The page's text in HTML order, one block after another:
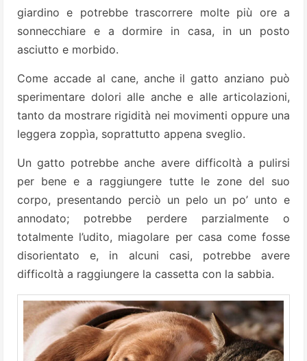
giardino e potrebbe trascorrere molte più ore a
sonnecchiare e a dormire in casa, in un posto
asciutto e morbido.
Come accade al cane, anche il gatto anziano può
sperimentare dolori alle anche e alle articolazioni,
tanto da mostrare rigidità nei movimenti oppure una
leggera zoppìa, soprattutto appena sveglio.
Un gatto potrebbe anche avere difficoltà a pulirsi
per bene e a raggiungere tutte le zone del suo
corpo, presentando perciò un pelo un po’ unto e
annodato; potrebbe perdere parzialmente o
totalmente l’udito, miagolare per casa come fosse
disorientato e, in alcuni casi, potrebbe avere
difficoltà a raggiungere la cassetta con la sabbia.